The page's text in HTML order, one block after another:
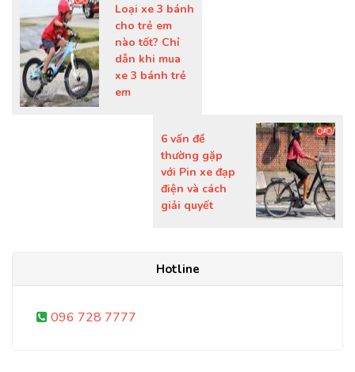
Loại xe 3 bánh
cho trẻ em
nào tốt? Chỉ
dẫn khi mua
xe 3 bánh trẻ
em
6 vấn đề
thường gặp
với Pin xe đạp
điện và cách
giải quyết
Hotline
096 728 7777